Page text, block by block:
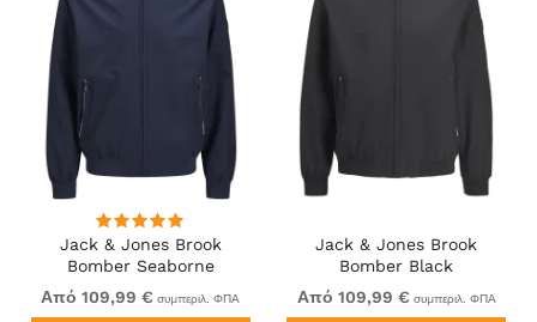
Jack & Jones Brook
Bomber Seaborne
Από 109,99 € συμπεριλ. ΦΠΑ
Jack & Jones Brook
Bomber Black
Από 109,99 € συμπεριλ. ΦΠΑ